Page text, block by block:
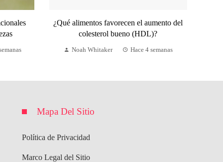
¿Qué alimentos favorecen el aumento del
colesterol bueno (HDL)?
Noah Whitaker Hace 4 semanas
Mapa Del Sitio
Política de Privacidad
Marco Legal del Sitio